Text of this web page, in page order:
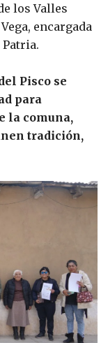
los Valles
encargada
Pisco se
para
la comuna,
tradición,